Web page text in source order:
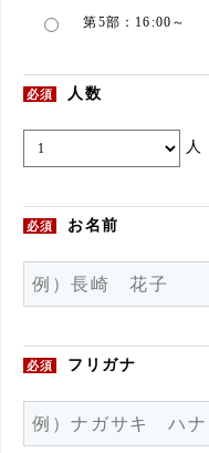
第5部：16:00～
必須 人数
人
必須 お名前
必須 フリガナ